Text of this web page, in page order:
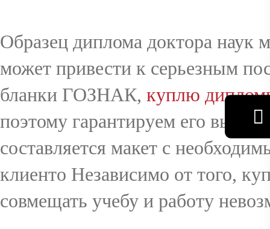
Образец диплома доктора наук
может привести к серьезным
бланки ГОЗНАК, куплю
поэтому гарантируем его
составляется макет с
клиенто Независимо от того,
совмещать учебу и работу